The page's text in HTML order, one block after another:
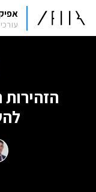
עורכי